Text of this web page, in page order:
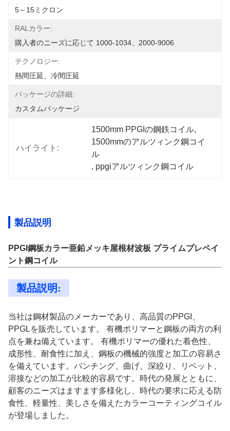
5～15ミクロン
RALカラー:
購入者のニーズに応じて 1000-1034、2000-9006
テクノロジー:
熱間圧延、冷間圧延
パッケージの詳細:
カスタムパッケージ
ハイライト:
1500mm PPGIの鋼鉄コイル,
1500mmのアルツィンク鋼コイ
ル
, ppgiアルツィンク鋼コイル
製品説明
PPGI鋼板カラー亜鉛メッキ屋根材波板 プライムプレペイ
ント鋼コイル
製品説明:
当社は鋼材製品のメーカーであり、高品質のPPGI、
PPGLを販売しています。
有機ポリマーと鋼板の両方の利
点を兼ね備えています。
有機ポリマーの優れた着色性、
成形性、耐食性に加え、鋼板の機械的強度と加工の容易さ
を備えています。 パンチング、曲げ、深絞り、リベット、
溶接などの加工が比較的容易です。 時代の発展とともに、
顧客のニーズはますます多様化し、時代の要求に応える防
食性、軽量性、美しさを備えたカラーコーティングコイル
が登場しました。